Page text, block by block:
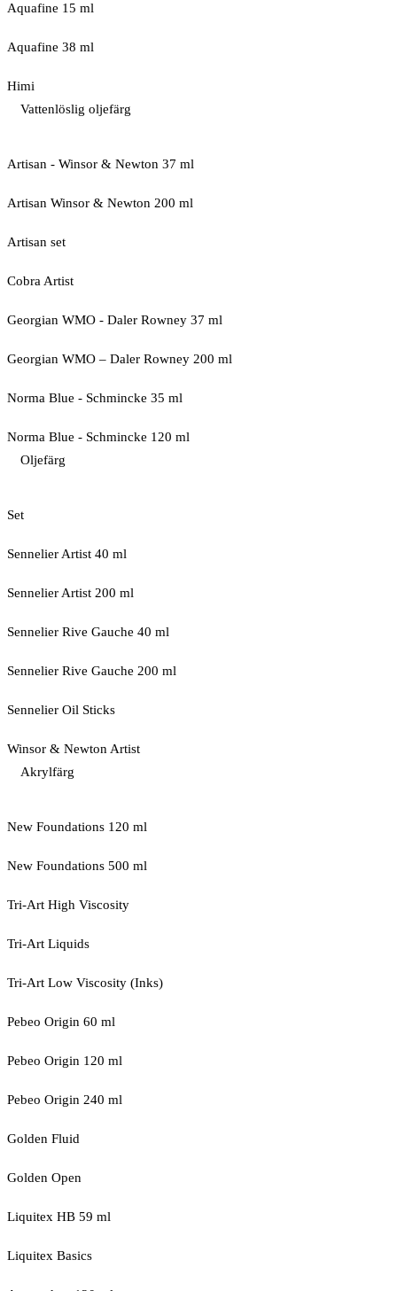
Aquafine 15 ml
Aquafine 38 ml
Himi
Vattenlöslig oljefärg
Artisan - Winsor & Newton 37 ml
Artisan Winsor & Newton 200 ml
Artisan set
Cobra Artist
Georgian WMO - Daler Rowney 37 ml
Georgian WMO – Daler Rowney 200 ml
Norma Blue - Schmincke 35 ml
Norma Blue - Schmincke 120 ml
Oljefärg
Set
Sennelier Artist 40 ml
Sennelier Artist 200 ml
Sennelier Rive Gauche 40 ml
Sennelier Rive Gauche 200 ml
Sennelier Oil Sticks
Winsor & Newton Artist
Akrylfärg
New Foundations 120 ml
New Foundations 500 ml
Tri-Art High Viscosity
Tri-Art Liquids
Tri-Art Low Viscosity (Inks)
Pebeo Origin 60 ml
Pebeo Origin 120 ml
Pebeo Origin 240 ml
Golden Fluid
Golden Open
Liquitex HB 59 ml
Liquitex Basics